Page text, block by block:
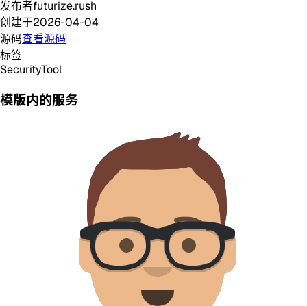
发布者futurize.rush
创建于2026-04-04
源码查看源码
标签
SecurityTool
模版内的服务